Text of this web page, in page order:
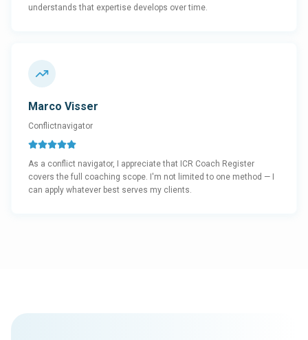
understands that expertise develops over time.
Marco Visser
Conflictnavigator
As a conflict navigator, I appreciate that ICR Coach Register
covers the full coaching scope. I'm not limited to one method — I
can apply whatever best serves my clients.